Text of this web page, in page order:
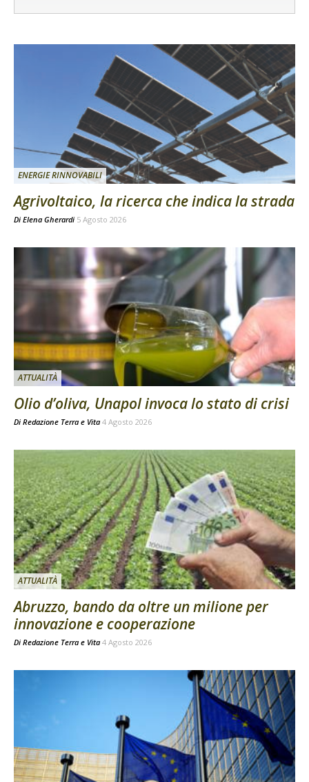
ENERGIE RINNOVABILI
Agrivoltaico, la ricerca che indica la strada
Di Elena Gherardi 5 Agosto 2026
ATTUALITÀ
Olio d’oliva, Unapol invoca lo stato di crisi
Di Redazione Terra e Vita 4 Agosto 2026
ATTUALITÀ
Abruzzo, bando da oltre un milione per
innovazione e cooperazione
Di Redazione Terra e Vita 4 Agosto 2026